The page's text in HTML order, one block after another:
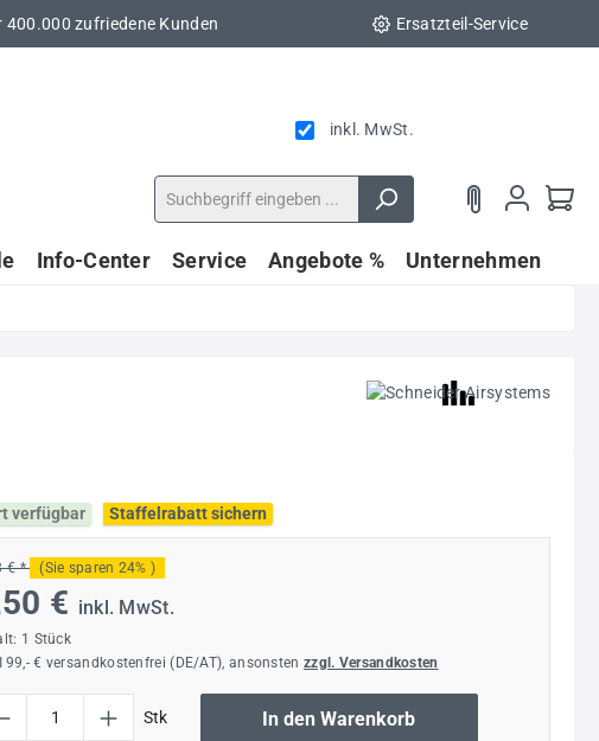
400.000 zufriedene Kunden Ersatzteil-Service
inkl. MwSt.
Info-Center Service Angebote % Unternehmen
verfügbar
Staffelrabatt sichern
€ * (Sie sparen 24% )
€ inkl. MwSt.
1 Stück
€ versandkostenfrei (DE/AT), ansonsten zzgl. Versandkosten
Stk In den Warenkorb